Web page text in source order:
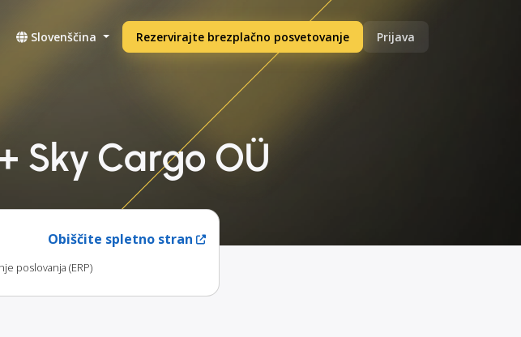
Slovenščina Rezervirajte brezplačno posvetovanje Prijava
Sky Cargo OÜ
Obiščite spletno stran
poslovanja (ERP)